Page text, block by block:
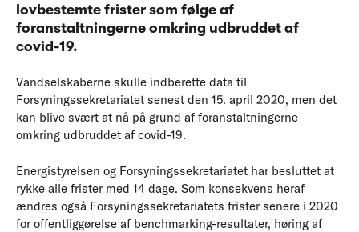
lovbestemte frister som følge af
foranstaltningerne omkring udbruddet af
covid-19.
Vandselskaberne skulle indberette data til
Forsyningssekretariatet senest den 15. april 2020, men det
kan blive svært at nå på grund af foranstaltningerne
omkring udbruddet af covid-19.
Energistyrelsen og Forsyningssekretariatet har besluttet at
rykke alle frister med 14 dage. Som konsekvens heraf
ændres også Forsyningssekretariatets frister senere i 2020
for offentliggørelse af benchmarking-resultater, høring af